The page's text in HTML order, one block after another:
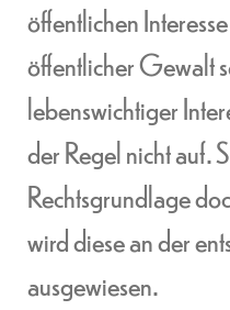
öffentlichen
öffentlicher Gewalt
lebenswichtiger
der Regel nicht auf.
Rechtsgrundlage
wird diese an der
ausgewiesen.